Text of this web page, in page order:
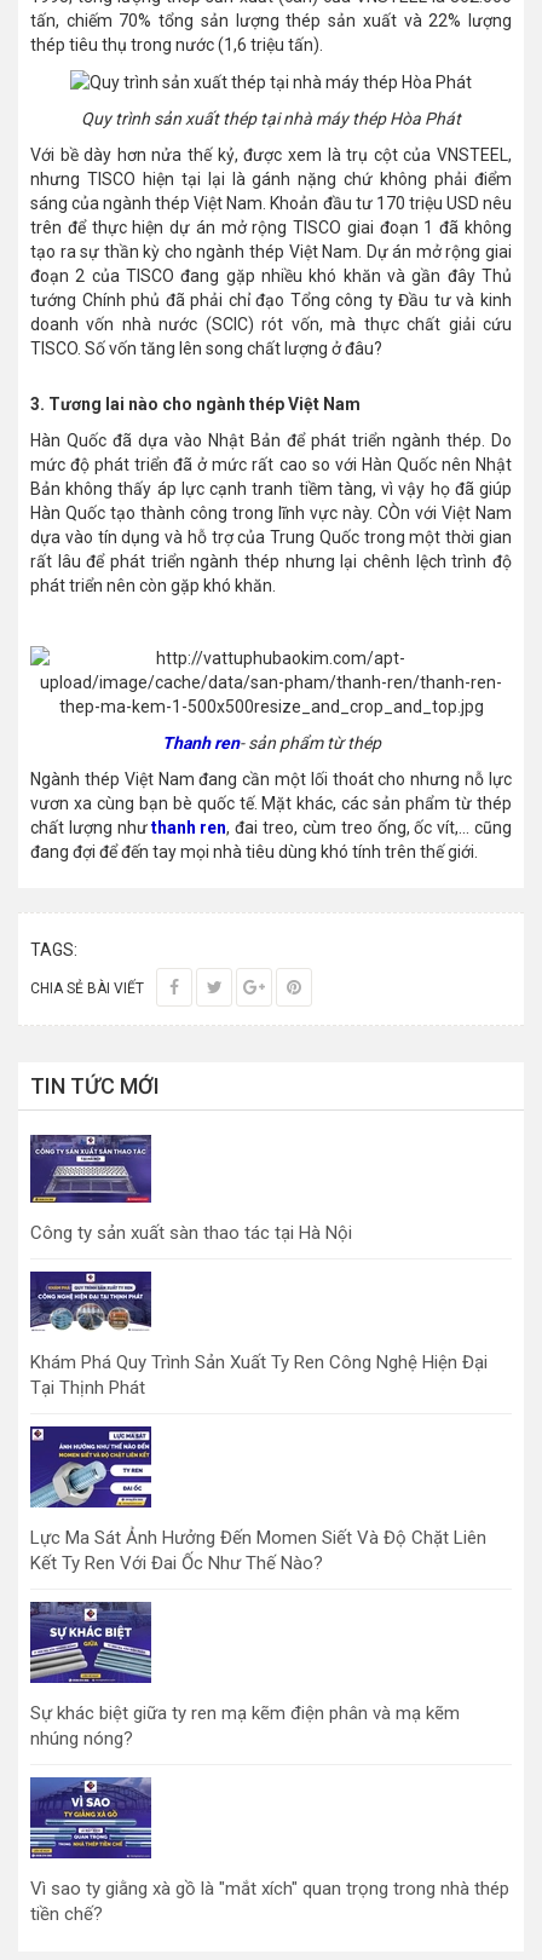
tấn, chiếm 70% tổng sản lượng thép sản xuất và 22% lượng
thép tiêu thụ trong nước (1,6 triệu tấn).
Quy trình sản xuất thép tại nhà máy thép Hòa Phát
Với bề dày hơn nửa thế kỷ, được xem là trụ cột của VNSTEEL,
nhưng TISCO hiện tại lại là gánh nặng chứ không phải điểm
sáng của ngành thép Việt Nam. Khoản đầu tư 170 triệu USD nêu
trên để thực hiện dự án mở rộng TISCO giai đoạn 1 đã không
tạo ra sự thần kỳ cho ngành thép Việt Nam. Dự án mở rộng giai
đoạn 2 của TISCO đang gặp nhiều khó khăn và gần đây Thủ
tướng Chính phủ đã phải chỉ đạo Tổng công ty Đầu tư và kinh
doanh vốn nhà nước (SCIC) rót vốn, mà thực chất giải cứu
TISCO. Số vốn tăng lên song chất lượng ở đâu?
3. Tương lai nào cho ngành thép Việt Nam
Hàn Quốc đã dựa vào Nhật Bản để phát triển ngành thép. Do
mức độ phát triển đã ở mức rất cao so với Hàn Quốc nên Nhật
Bản không thấy áp lực cạnh tranh tiềm tàng, vì vậy họ đã giúp
Hàn Quốc tạo thành công trong lĩnh vực này. CÒn với Việt Nam
dựa vào tín dụng và hỗ trợ của Trung Quốc trong một thời gian
rất lâu để phát triển ngành thép nhưng lại chênh lệch trình độ
phát triển nên còn gặp khó khăn.
Thanh ren- sản phẩm từ thép
Ngành thép Việt Nam đang cần một lối thoát cho nhưng nỗ lực
vươn xa cùng bạn bè quốc tế. Mặt khác, các sản phẩm từ thép
chất lượng nhưthanh ren, đai treo, cùm treo ống, ốc vít,... cũng
đang đợi để đến tay mọi nhà tiêu dùng khó tính trên thế giới.
TAGS:
CHIA SẺ BÀI VIẾT
TIN TỨC MỚI
Công ty sản xuất sàn thao tác tại Hà Nội
Khám Phá Quy Trình Sản Xuất Ty Ren Công Nghệ Hiện Đại
Tại Thịnh Phát
Lực Ma Sát Ảnh Hưởng Đến Momen Siết Và Độ Chặt Liên
Kết Ty Ren Với Đai Ốc Như Thế Nào?
Sự khác biệt giữa ty ren mạ kẽm điện phân và mạ kẽm
nhúng nóng?
Vì sao ty giằng xà gồ là "mắt xích" quan trọng trong nhà thép
tiền chế?